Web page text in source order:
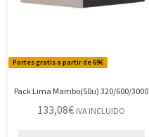
Portes gratis a partir de 69€
Pack Lima Mambo(50u) 320/600/3000
133,08€ IVA INCLUIDO